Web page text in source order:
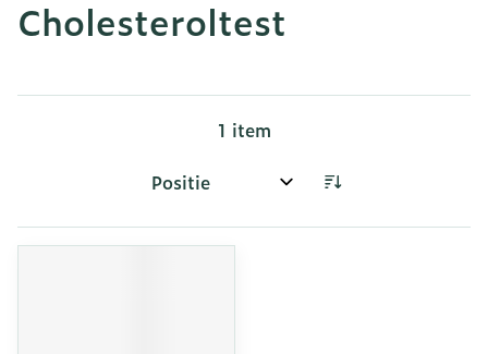
Cholesteroltest
1 item
Sorteer op: